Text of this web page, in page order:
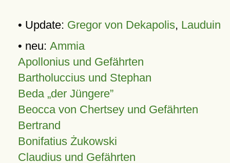
• Update: Gregor von Dekapolis, Lauduin
• neu: Ammia
Apollonius und Gefährten
Bartholuccius und Stephan
Beda „der Jüngere”
Beocca von Chertsey und Gefährten
Bertrand
Bonifatius Żukowski
Claudius und Gefährten